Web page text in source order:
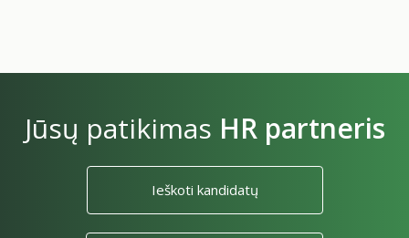
Jūsų patikimas HR partneris
Ieškoti kandidatų